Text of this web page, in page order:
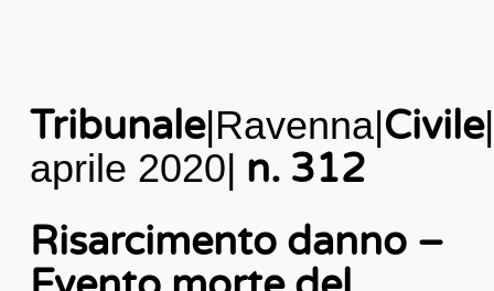
Tribunale|Ravenna|Civile|
aprile 2020| n. 312
Risarcimento danno –